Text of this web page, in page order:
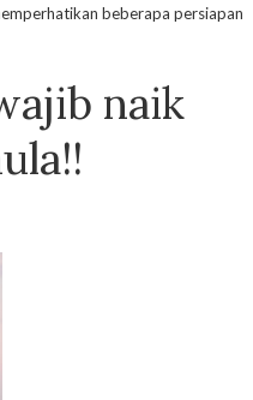
beberapa persiapan
naik
!!